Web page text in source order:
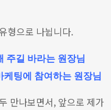
형으로 나뉩니다.
주길 바라는 원장님
팅에 참여하는 원장님
만나보면서, 앞으로 제가